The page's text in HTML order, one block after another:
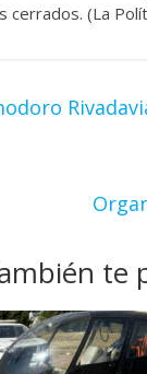
cerrados. (La
te